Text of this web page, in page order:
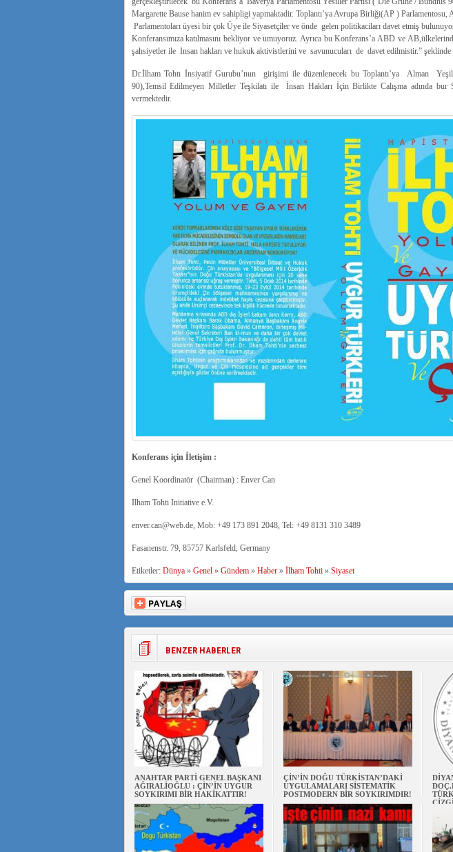
Margarette Bause hanim ev sahipligi yapmaktadir. Toplantı’ya Avrupa Birliği(AP ) Parlamentosu,
Parlamentoları üyesi bir çok Üye ile Siyasetçiler ve önde gelen politikaciları davet etmiş
Konferansımıza katılmasını bekliyor ve umuyoruz. Ayrıca bu Konferans’a ABD ve
şahsiyetler ile Insan hakları ve hukuk aktivistlerini ve savunucuları de davet edilmistir.” şeklinde
Dr.İlham Tohtı İnsiyatif Gurubu’nun girişimi ile düzenlenecek bu Toplantı’ya Alman
90),Temsil Edilmeyen Milletler Teşkilatı ile İnsan Hakları İçin Birlikte Calışma adında
vermektedir.
Konferans için İletişim :
Genel Koordinatör (Chairman) : Enver Can
Ilham Tohti Initiative e.V.
enver.can@web.de, Mob: +49 173 891 2048, Tel: +49 8131 310 3489
Fasanenstr. 79, 85757 Karlsfeld, Germany
Etiketler: Dünya» Genel» Gündem» Haber» İlham Tohti» Siyaset
BENZER HABERLER
ANAHTAR PARTİ GENEL BAŞKANI
AĞIRALİOĞLU : ÇİN’İN UYGUR
SOYKIRIMI BİR HAKİKATTIR!
ÇİN’İN DOĞU TÜRKİSTAN’DAKİ
UYGULAMALARI SİSTEMATİK
POSTMODERN BİR SOYKIRIMDIR!